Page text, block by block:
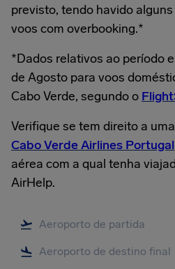
previsto, tendo havido
voos com overbooking.*
*Dados relativos ao período
de Agosto para voos
Cabo Verde, segundo o
Verifique se tem direito a
Cabo Verde Airlines Portugal
aérea com a qual tenha
AirHelp.